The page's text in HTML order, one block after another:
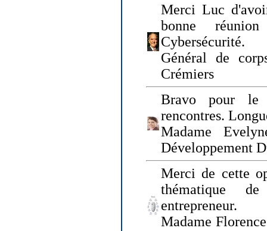
Merci Luc
bonne
Cybersécurité.
Général de
Crémiers
Bravo pour le
rencontres.
Madame
Développement
Merci de cette
thématique
entrepreneur.
Madame